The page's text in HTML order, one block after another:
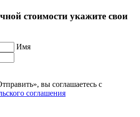
стоимости укажите свои
Имя
вы соглашаетесь с
соглашения